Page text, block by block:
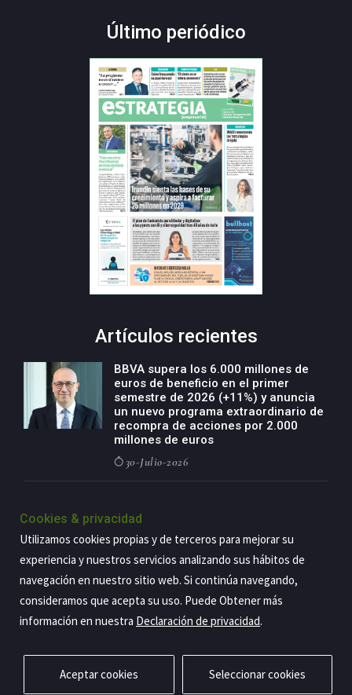
Último periódico
Artículos recientes
BBVA supera los 6.000 millones de
euros de beneficio en el primer
semestre de 2026 (+11%) y anuncia
un nuevo programa extraordinario de
recompra de acciones por 2.000
millones de euros
30-Julio-2026
negocio agro con un modelo global
países
29-Julio-2026
Privacidad Aviso legal Política de cookies Contacto
Cookies & privacidad
Utilizamos cookies propias y de terceros para mejorar su
experiencia y nuestros servicios analizando sus hábitos de
navegación en nuestro sitio web. Si continúa navegando,
consideramos que acepta su uso. Puede Obtener más
información en nuestra Declaración de privacidad.
Aceptar cookies Seleccionar cookies